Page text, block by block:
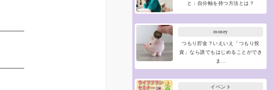
と：自分軸を持つ方法とは？
money
つもり貯金？いえいえ「つもり投
資」なら誰でもはじめることができ
ま…
イベント